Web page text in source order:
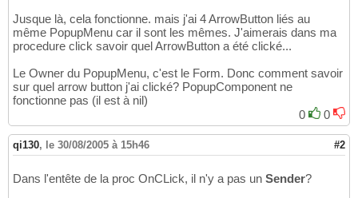
Jusque là, cela fonctionne. mais j'ai 4 ArrowButton liés au
même PopupMenu car il sont les mêmes. J'aimerais dans ma
procedure click savoir quel ArrowButton a été clické...
Le Owner du PopupMenu, c'est le Form. Donc comment savoir
sur quel arrow button j'ai clické? PopupComponent ne
fonctionne pas (il est à nil)
0
0
qi130, le 30/08/2005 à 15h46 #2
Dans l'entête de la proc OnCLick, il n'y a pas un Sender?